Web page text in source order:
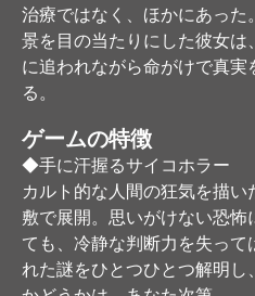
治療ではなく、ほかにあっ
景を目の当たりにした彼女
に追われながら命がけで真実
る。
ゲームの特徴
◆手に汗握るサイコホラー
カルト的な人間の狂気を描
敷で展開。思いがけない恐怖
ても、冷静な判断力を失って
れた謎をひとつひとつ解明し